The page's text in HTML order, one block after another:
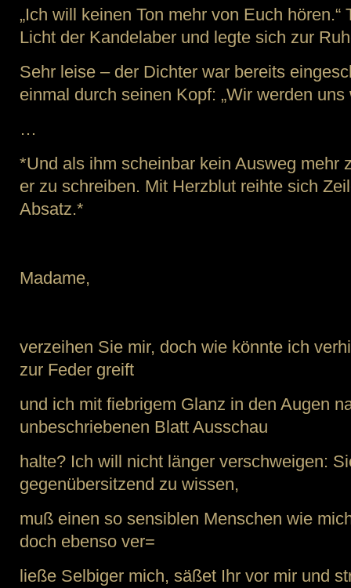
„Ich will keinen Ton mehr von Euch hören.“
Licht der Kandelaber und legte sich zur
Sehr leise – der Dichter war bereits
einmal durch seinen Kopf: „Wir werden uns
…
*Und als ihm scheinbar kein Ausweg mehr
er zu schreiben. Mit Herzblut reihte sich
Absatz.*
Madame,
verzeihen Sie mir, doch wie könnte ich
zur Feder greift
und ich mit fiebrigem Glanz in den Augen
unbeschriebenen Blatt Ausschau
halte? Ich will nicht länger verschweigen:
gegenübersitzend zu wissen,
muß einen so sensiblen Menschen wie
doch ebenso ver=
ließe Selbiger mich, säßet Ihr vor mir und